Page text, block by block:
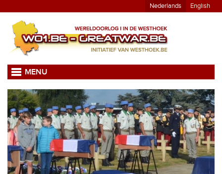
Nederlands English
MENU